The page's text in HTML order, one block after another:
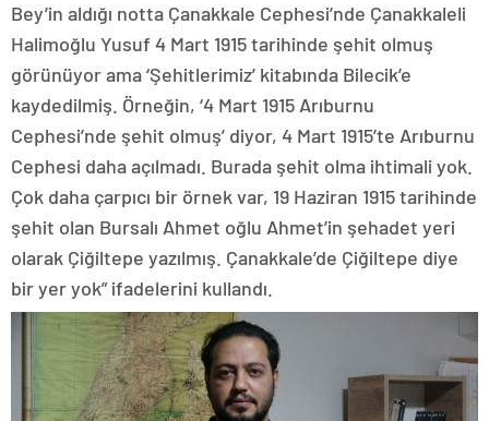
Bey’in aldığı notta Çanakkale Cephesi’nde Çanakkaleli
Halimoğlu Yusuf 4 Mart 1915 tarihinde şehit olmuş
görünüyor ama ‘Şehitlerimiz’ kitabında Bilecik’e
kaydedilmiş. Örneğin, ‘4 Mart 1915 Arıburnu
Cephesi’nde şehit olmuş’ diyor, 4 Mart 1915’te Arıburnu
Cephesi daha açılmadı. Burada şehit olma ihtimali yok.
Çok daha çarpıcı bir örnek var, 19 Haziran 1915 tarihinde
şehit olan Bursalı Ahmet oğlu Ahmet’in şehadet yeri
olarak Çiğiltepe yazılmış. Çanakkale’de Çiğiltepe diye
bir yer yok” ifadelerini kullandı.